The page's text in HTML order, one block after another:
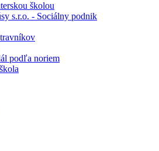
školou
s.r.o. - Sociálny podnik
podľa noriem